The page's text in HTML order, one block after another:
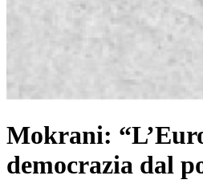
Mokrani:
democrazia dal